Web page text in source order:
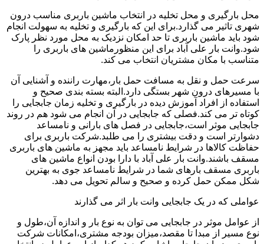
محل بارگیری و محل تخلیه در انتخاب ماشین باربری مناسب درون
شهری تاثیر می گذارد.برای این که بارگیری و تخلیه به سهولت انجام
شود باید ماشین باربری تا حد امکان نزدیک به محل مورد نظر پارک
شود.وانت بار علی آباد برای این منظورماشین های باربری را
متناسب با مکان مشتریان انتخاب می کند.
سرعت حمل و نقل به مسافت حمل بار،مهارت راننده و آشنایی آن
با مسیرهای درون شهر بستگی دارد.البته بسته بندی صحیح و
استفاده از افراد آموزش دیده در بارگیری و تخلیه زمان جابجایی را
کوتاه تر می کند.فصلی که جابجایی در آن انجام می شود هم در روند
جابجایی موثر است،جابجایی در فصل های بارانی و نامساعد
دشوارتر است و دقت بیشتری را می طلبد.شرکت باربری برای
حفاظت کالاها در شرایط نامساعد باید مجهز به ماشین های باربری
مسقف باشند.وانت بار علی آباد با دارا بودن انواع ماشین های
باربری مسقف بارهای شما در شرایط نامساعد جوی به بهترین
شکل ممکن حمل کرده و صحیح و سالم تحویل می دهد.
عواملی که در یک جابجایی وانت بار اثر می گذارند
از عوامل موثر در جابجایی می توان به نوع بار و اندازه آن،طول و
نوع مسیر از مبدا تا مقصد،میزان بودجه مشتری،امکانات شرکت